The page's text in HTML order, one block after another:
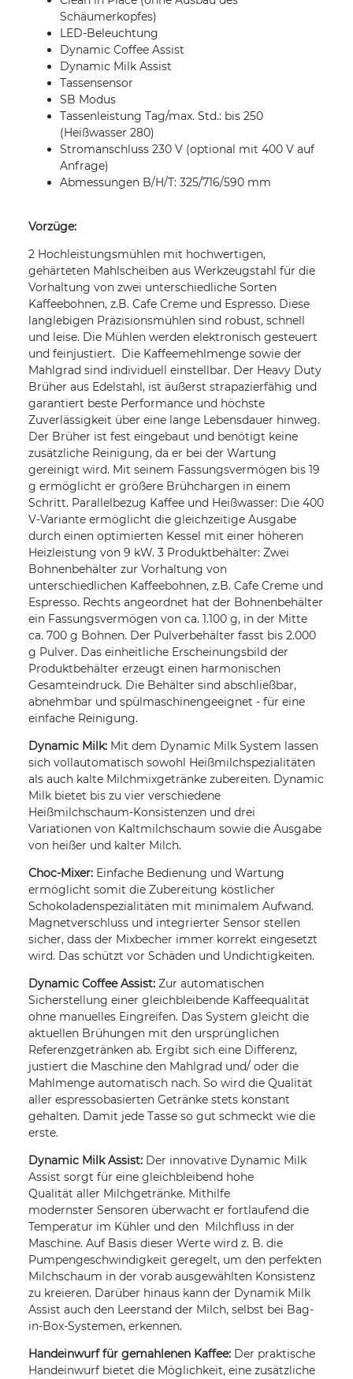
Schäumerkopfes)
LED-Beleuchtung
Dynamic Coffee Assist
Dynamic Milk Assist
Tassensensor
SB Modus
Tassenleistung Tag/max. Std.: bis 250
(Heißwasser 280)
Stromanschluss 230 V (optional mit 400 V auf
Anfrage)
Abmessungen B/H/T: 325/716/590 mm
Vorzüge:
2 Hochleistungsmühlen mit hochwertigen,
gehärteten Mahlscheiben aus Werkzeugstahl für die
Vorhaltung von zwei unterschiedliche Sorten
Kaffeebohnen, z.B. Cafe Creme und Espresso. Diese
langlebigen Präzisionsmühlen sind robust, schnell
und leise. Die Mühlen werden elektronisch gesteuert
und feinjustiert. Die Kaffeemehlmenge sowie der
Mahlgrad sind individuell einstellbar. Der Heavy Duty
Brüher aus Edelstahl, ist äußerst strapazierfähig und
garantiert beste Performance und höchste
Zuverlässigkeit über eine lange Lebensdauer hinweg.
Der Brüher ist fest eingebaut und benötigt keine
zusätzliche Reinigung, da er bei der Wartung
gereinigt wird. Mit seinem Fassungsvermögen bis 19
g ermöglicht er größere Brühchargen in einem
Schritt. Parallelbezug Kaffee und Heißwasser: Die 400
V-Variante ermöglicht die gleichzeitige Ausgabe
durch einen optimierten Kessel mit einer höheren
Heizleistung von 9 kW. 3 Produktbehälter: Zwei
Bohnenbehälter zur Vorhaltung von
unterschiedlichen Kaffeebohnen, z.B. Cafe Creme und
Espresso. Rechts angeordnet hat der Bohnenbehälter
ein Fassungsvermögen von ca. 1.100 g, in der Mitte
ca. 700 g Bohnen. Der Pulverbehälter fasst bis 2.000
g Pulver. Das einheitliche Erscheinungsbild der
Produktbehälter erzeugt einen harmonischen
Gesamteindruck. Die Behälter sind abschließbar,
abnehmbar und spülmaschinengeeignet - für eine
einfache Reinigung.
Dynamic Milk: Mit dem Dynamic Milk System lassen
sich vollautomatisch sowohl Heißmilchspezialitäten
als auch kalte Milchmixgetränke zubereiten. Dynamic
Milk bietet bis zu vier verschiedene
Heißmilchschaum-Konsistenzen und drei
Variationen von Kaltmilchschaum sowie die Ausgabe
von heißer und kalter Milch.
Choc-Mixer: Einfache Bedienung und Wartung
ermöglicht somit die Zubereitung köstlicher
Schokoladenspezialitäten mit minimalem Aufwand.
Magnetverschluss und integrierter Sensor stellen
sicher, dass der Mixbecher immer korrekt eingesetzt
wird. Das schützt vor Schäden und Undichtigkeiten.
Dynamic Coffee Assist: Zur automatischen
Sicherstellung einer gleichbleibende Kaffeequalität
ohne manuelles Eingreifen. Das System gleicht die
aktuellen Brühungen mit den ursprünglichen
Referenzgetränken ab. Ergibt sich eine Differenz,
justiert die Maschine den Mahlgrad und/ oder die
Mahlmenge automatisch nach. So wird die Qualität
aller espressobasierten Getränke stets konstant
gehalten. Damit jede Tasse so gut schmeckt wie die
erste.
Dynamic Milk Assist: Der innovative Dynamic Milk
Assist sorgt für eine gleichbleibend hohe
Qualität aller Milchgetränke. Mithilfe
modernster Sensoren überwacht er fortlaufend die
Temperatur im Kühler und den Milchfluss in der
Maschine. Auf Basis dieser Werte wird z. B. die
Pumpengeschwindigkeit geregelt, um den perfekten
Milchschaum in der vorab ausgewählten Konsistenz
zu kreieren. Darüber hinaus kann der Dynamik Milk
Assist auch den Leerstand der Milch, selbst bei Bag-
in-Box-Systemen, erkennen.
Handeinwurf für gemahlenen Kaffee: Der praktische
Handeinwurf bietet die Möglichkeit, eine zusätzliche